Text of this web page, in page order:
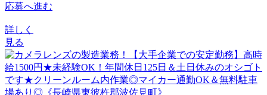
応募へ進む
詳しく
見る